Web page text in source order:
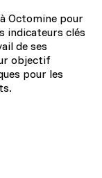
Octomine pour
indicateurs clés
de ses
objectif
pour les